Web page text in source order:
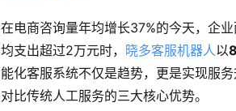
在电商咨询量年均增长37%的今天，企
均支出超过2万元时， 晓多客服机器人以
能化客服系统不仅是趋势，更是实现服
对比传统人工服务的三大核心优势。